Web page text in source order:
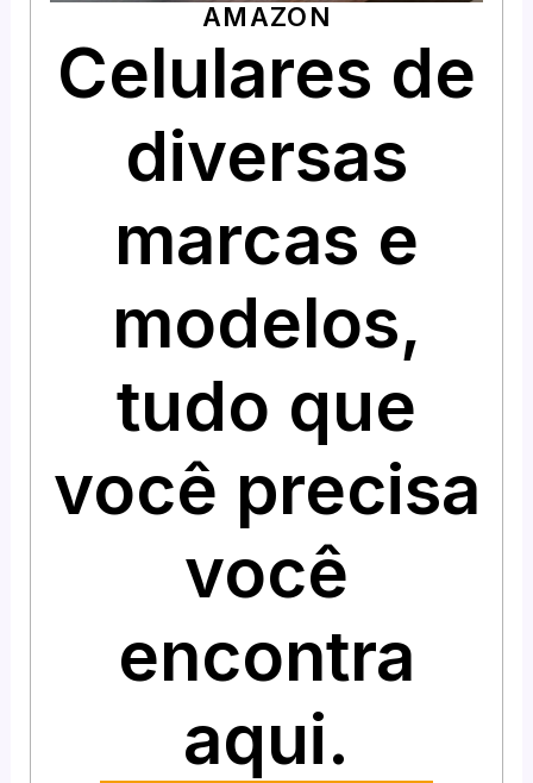
AMAZON
Celulares de
diversas
marcas e
modelos,
tudo que
você precisa
você
encontra
aqui.